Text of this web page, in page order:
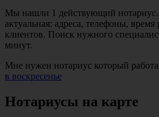
Мы нашли 1 действующий нотариус.
актуальная: адреса, телефоны,
клиентов. Поиск нужного
минут.
Мне нужен нотариус который
в воскресенье
Нотариусы на карте